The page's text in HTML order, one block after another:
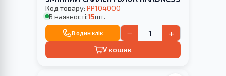
Код товару: PP104000
В наявності:15шт.
В один клік − +
У кошик